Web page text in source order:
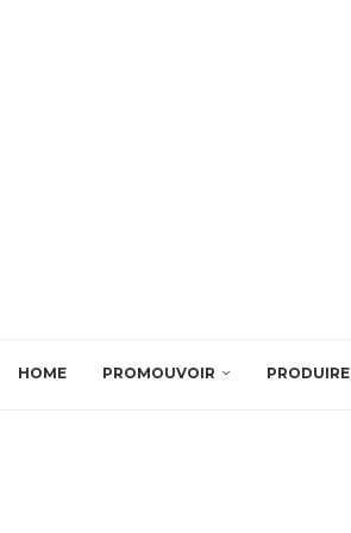
HOME PROMOUVOIR PRODUIRE